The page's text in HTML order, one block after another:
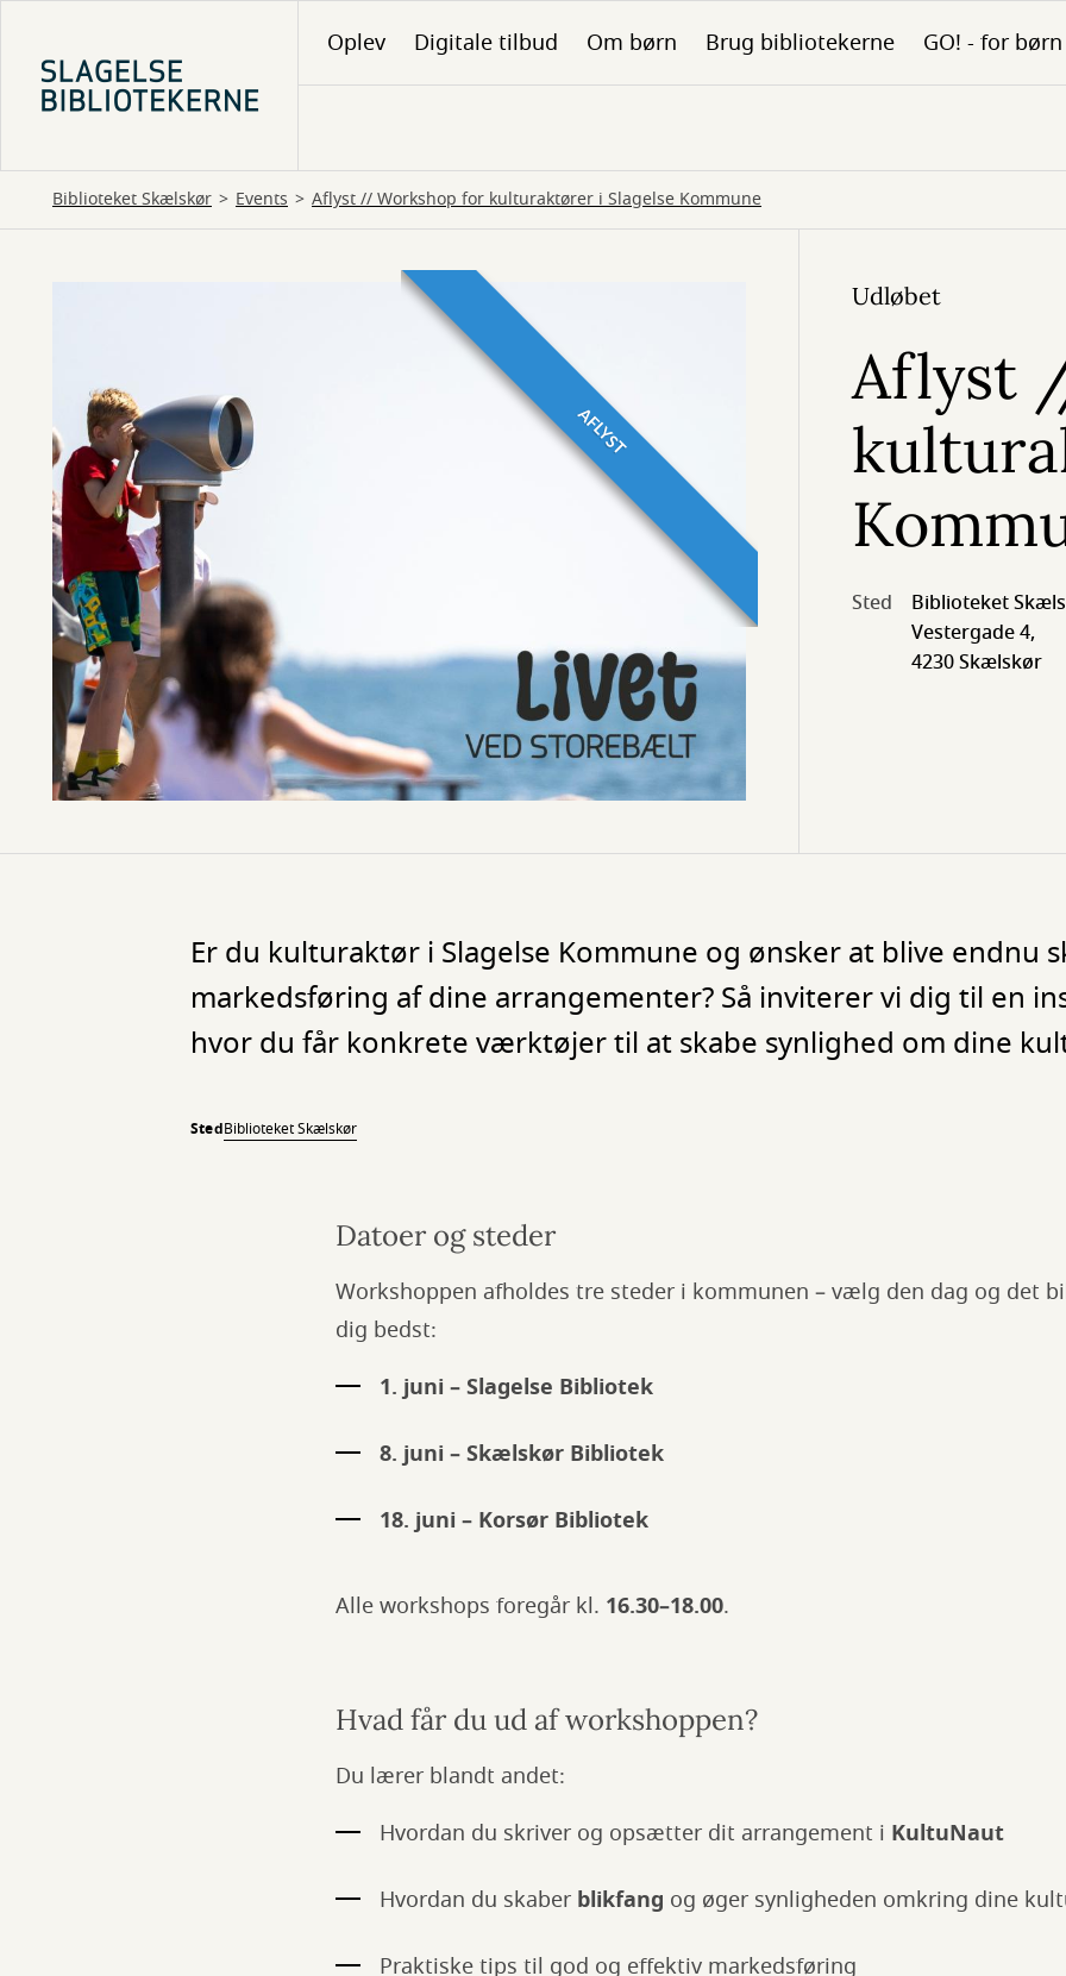
hovedindhold
Oplev Digitale tilbud Om børn Brug bibliotekerne GO! - for børn
Biblioteket Skælskør Events Aflyst // Workshop for kulturaktører i Slagelse Kommune
AFLYST
Udløbet
Aflyst
Sted
Biblioteket
Vestergade 4,
4230 Skælskør
Er du kulturaktør i Slagelse Kommune og ønsker at blive endnu
markedsføring af dine arrangementer? Så inviterer vi dig til en
hvor du får konkrete værktøjer til at skabe synlighed om dine
StedBiblioteket Skælskør
Datoer og steder
Workshoppen afholdes tre steder i kommunen – vælg den dag og det
dig bedst:
1. juni – Slagelse Bibliotek
8. juni – Skælskør Bibliotek
18. juni – Korsør Bibliotek
Alle workshops foregår kl. 16.30–18.00.
Hvad får du ud af workshoppen?
Du lærer blandt andet:
Hvordan du skriver og opsætter dit arrangement i KultuNaut
Hvordan du skaber blikfang og øger synligheden omkring dine
Praktiske tips til god og effektiv markedsføring